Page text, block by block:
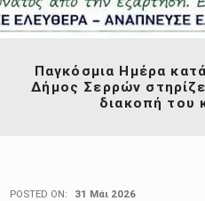
Παγκόσμια Ημέρα
Δήμος Σερρών
διακοπή του
POSTED ON:
31 Μάι 2026